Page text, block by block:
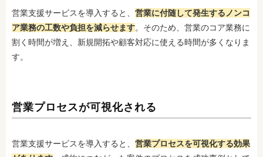
営業支援サービスを導入すると、 営業に付随して発生するノンコ
ア業務の工数や負担を減らせます。そのため、営業のコア業務に
割く時間が増え、新規開拓や顧客対応に使える時間が多くなりま
す。
営業プロセスが可視化される
営業支援サービスを導入すると、 営業プロセスを可視化する効果